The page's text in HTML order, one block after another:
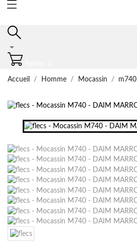
Accueil Homme Mocassin m740